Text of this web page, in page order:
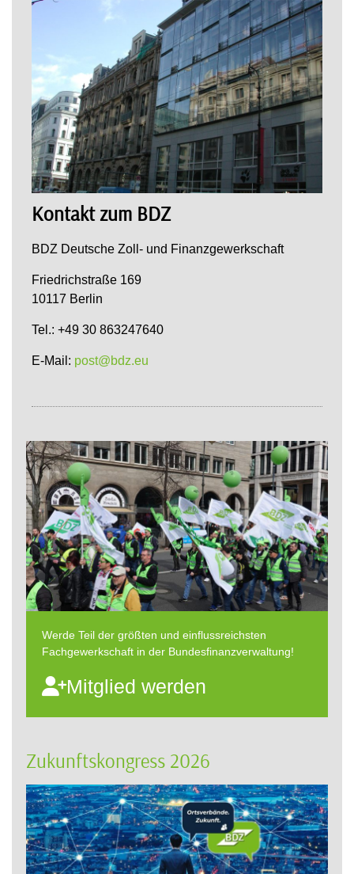
Kontakt zum BDZ
BDZ Deutsche Zoll- und Finanzgewerkschaft
Friedrichstraße 169
10117 Berlin
Tel.: +49 30 863247640
E-Mail: post@bdz.eu
Werde Teil der größten und einflussreichsten
Fachgewerkschaft in der Bundesfinanzverwaltung!
Mitglied werden
Zukunftskongress 2026